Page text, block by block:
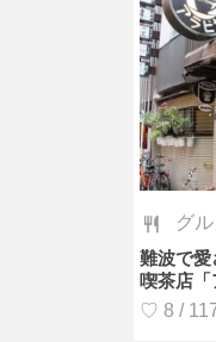
グル
難波で愛
喫茶店「
♡ 8 /